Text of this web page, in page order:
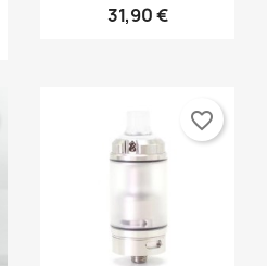
31,90 €
favorite_border